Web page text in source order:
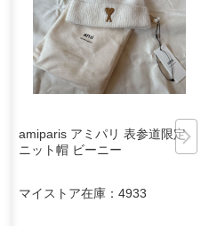
amiparis アミパリ 表参道限定
ニット帽 ビーニー
マイストア在庫： 4933